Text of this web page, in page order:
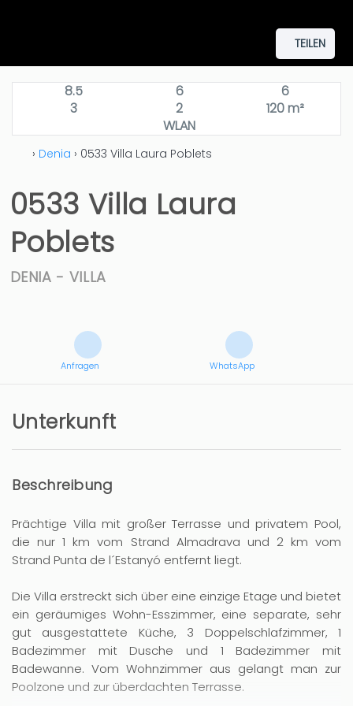
TEILEN
8.5 6
6
3
2
120 m²
WLAN
› Denia › 0533 Villa Laura Poblets
0533 Villa Laura
Poblets
DENIA - VILLA
Anfragen WhatsApp
Unterkunft
Beschreibung
Prächtige Villa mit großer Terrasse und privatem Pool,
die nur 1 km vom Strand Almadrava und 2 km vom
Strand Punta de l´Estanyó entfernt liegt.
Die Villa erstreckt sich über eine einzige Etage und bietet
ein geräumiges Wohn-Esszimmer, eine separate, sehr
gut ausgestattete Küche, 3 Doppelschlafzimmer, 1
Badezimmer mit Dusche und 1 Badezimmer mit
Badewanne. Vom Wohnzimmer aus gelangt man zur
Poolzone und zur überdachten Terrasse.